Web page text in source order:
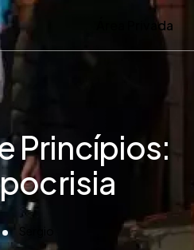
Área Privada
Princípios: